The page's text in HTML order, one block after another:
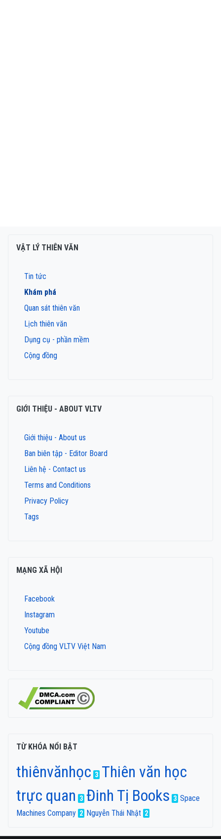
VẬT LÝ THIÊN VĂN
Tin tức
Khám phá
Quan sát thiên văn
Lịch thiên văn
Dụng cụ - phần mềm
Cộng đồng
GIỚI THIỆU - ABOUT VLTV
Giới thiệu - About us
Ban biên tập - Editor Board
Liên hệ - Contact us
Terms and Conditions
Privacy Policy
Tags
MẠNG XÃ HỘI
Facebook
Instagram
Youtube
Cộng đồng VLTV Việt Nam
TỪ KHÓA NỔI BẬT
thiênvănhọc 3 Thiên văn học
trực quan
3 Đinh Tị Books 3 Space
Machines Company 2 Nguyễn Thái Nhật 2